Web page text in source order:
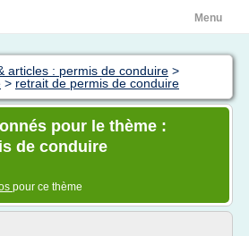
Menu
articles : permis de conduire >
> retrait de permis de conduire
pour le thème :
de conduire
pour ce thème